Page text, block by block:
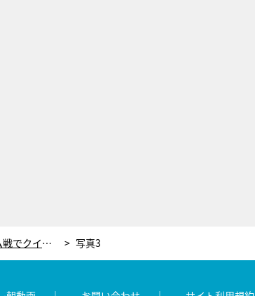
『ザ・タイムショック』初のチーム戦でクイズ猛者が激突！チーム内でもめるハプニングも… 写真3